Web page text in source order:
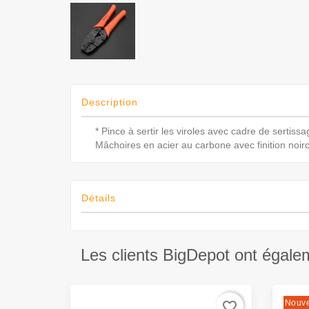
Description
* Pince à sertir les viroles avec cadre de
Mâchoires en acier au carbone avec finition
Détails
Les clients BigDepot ont